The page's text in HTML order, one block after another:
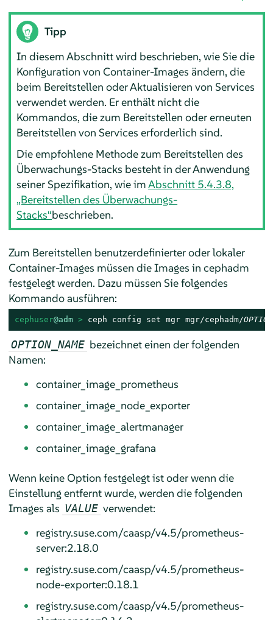
Tipp
In diesem Abschnitt wird beschrieben, wie Sie die
Konfiguration von Container-Images ändern, die
beim Bereitstellen oder Aktualisieren von Services
verwendet werden. Er enthält nicht die
Kommandos, die zum Bereitstellen oder erneuten
Bereitstellen von Services erforderlich sind.
Die empfohlene Methode zum Bereitstellen des
Überwachungs-Stacks besteht in der Anwendung
seiner Spezifikation, wie imAbschnitt 5.4.3.8,
„Bereitstellen des Überwachungs-
Stacks“beschrieben.
Zum Bereitstellen benutzerdefinierter oder lokaler
Container-Images müssen die Images in cephadm
festgelegt werden. Dazu müssen Sie folgendes
Kommando ausführen:
cephuser@adm > ceph config set mgr mgr/cephadm/
OPTION_NAME bezeichnet einen der folgenden
Namen:
container_image_prometheus
container_image_node_exporter
container_image_alertmanager
container_image_grafana
Wenn keine Option festgelegt ist oder wenn die
Einstellung entfernt wurde, werden die folgenden
Images als VALUE verwendet:
registry.suse.com/caasp/v4.5/prometheus-
server:2.18.0
registry.suse.com/caasp/v4.5/prometheus-
node-exporter:0.18.1
registry.suse.com/caasp/v4.5/prometheus-